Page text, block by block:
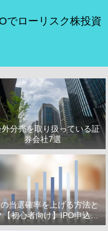
でローリスク株投資
外分売を取り扱っている証
券会社7選
当選確率を上げる方法と
【初心者向け】IPO申込で
選ぶべき証券会社